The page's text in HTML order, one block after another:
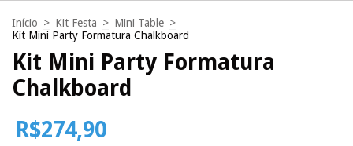
Início > Kit Festa > Mini Table >
Kit Mini Party Formatura Chalkboard
Kit Mini Party Formatura
Chalkboard
R$274,90